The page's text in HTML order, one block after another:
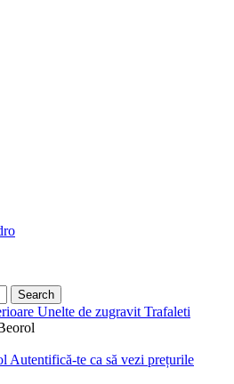
Search
Unelte de zugravit Trafaleti
Autentifică-te ca să vezi prețurile